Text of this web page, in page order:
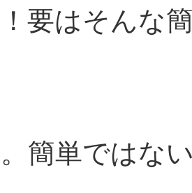
要はそんな
簡単ではな